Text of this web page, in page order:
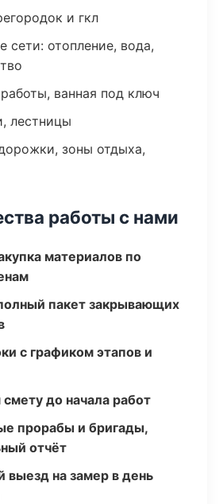
и гкл
сети: отопление, вода,
ванная под ключ
лестницы
зоны отдыха,
работы с нами
материалов по
пакет закрывающих
с графиком этапов и
до начала работ
прорабы и бригады,
отчёт
выезд на замер в день